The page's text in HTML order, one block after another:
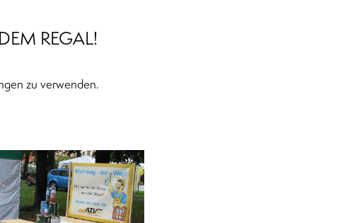
REGAL!
zu verwenden.